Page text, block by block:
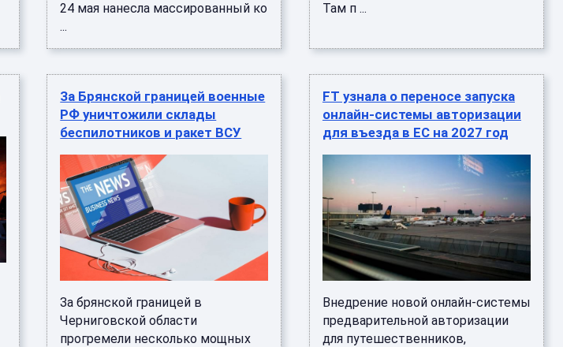
24 мая нанесла массированный ко
...
Там п ...
За Брянской границей военные
РФ уничтожили склады
беспилотников и ракет ВСУ
За брянской границей в
Черниговской области
прогремели несколько мощных
FT узнала о переносе запуска
онлайн-системы авторизации
для въезда в ЕС на 2027 год
Внедрение новой онлайн-системы
предварительной авторизации
для путешественников,